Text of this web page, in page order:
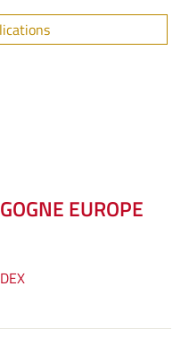
EUROPE